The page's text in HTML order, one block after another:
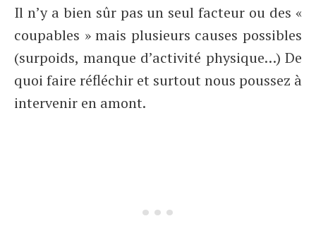
Il n’y a bien sûr pas un seul facteur ou des «
coupables » mais plusieurs causes possibles
(surpoids, manque d’activité physique…) De
quoi faire réfléchir et surtout nous poussez à
intervenir en amont.